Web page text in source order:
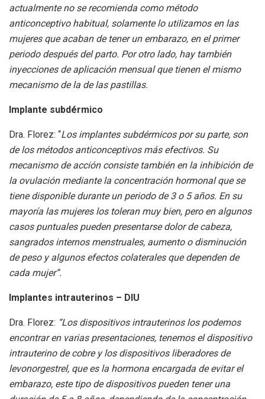
actualmente no se recomienda como método
anticonceptivo habitual, solamente lo utilizamos en las
mujeres que acaban de tener un embarazo, en el primer
periodo después del parto. Por otro lado, hay también
inyecciones de aplicación mensual que tienen el mismo
mecanismo de la de las pastillas.
Implante subdérmico
Dra. Florez: “Los implantes subdérmicos por su parte, son
de los métodos anticonceptivos más efectivos. Su
mecanismo de acción consiste también en la inhibición de
la ovulación mediante la concentración hormonal que se
tiene disponible durante un periodo de 3 o 5 años. En su
mayoría las mujeres los toleran muy bien, pero en algunos
casos puntuales pueden presentarse dolor de cabeza,
sangrados internos menstruales, aumento o disminución
de peso y algunos efectos colaterales que dependen de
cada mujer”.
Implantes intrauterinos – DIU
Dra. Florez: “Los dispositivos intrauterinos los podemos
encontrar en varias presentaciones, tenemos el dispositivo
intrauterino de cobre y los dispositivos liberadores de
levonorgestrel, que es la hormona encargada de evitar el
embarazo, este tipo de dispositivos pueden tener una